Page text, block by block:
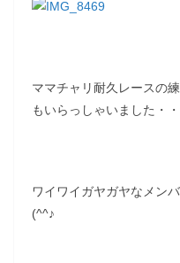
ママチャリ耐久レースの
もいらっしゃいました・
ワイワイガヤガヤなメン
(^^♪